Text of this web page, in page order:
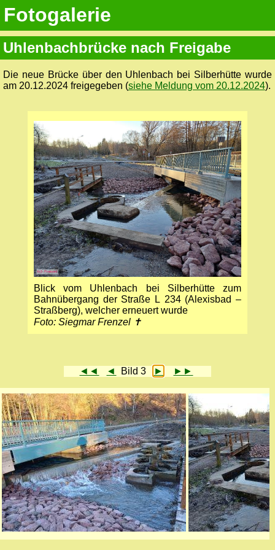
Fotogalerie
Uhlenbachbrücke nach Freigabe
Die neue Brücke über den Uhlenbach bei Silberhütte wurde
am 20.12.2024 freigegeben (siehe Meldung vom 20.12.2024).
Blick vom Uhlenbach bei Silberhütte zum
Bahnübergang der Straße L 234 (Alexisbad –
Straßberg), welcher erneuert wurde
Foto: Siegmar Frenzel ✝
◄◄ ◄ Bild 3 ► ►►